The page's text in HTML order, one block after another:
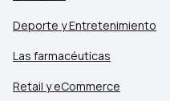
Deporte y Entretenimiento
Las farmacéuticas
Retail y eCommerce